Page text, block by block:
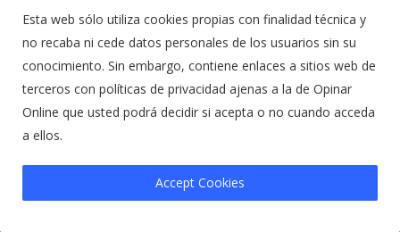
La tortura del Dr. Reiner Fuellmich
Agosto 8, 2026 0 6
¿Los americanos han financiado la
Esta web sólo utiliza cookies propias con finalidad técnica y
no recaba ni cede datos personales de los usuarios sin su
conocimiento. Sin embargo, contiene enlaces a sitios web de
terceros con políticas de privacidad ajenas a la de Opinar
Online que usted podrá decidir si acepta o no cuando acceda
a ellos.
Accept Cookies